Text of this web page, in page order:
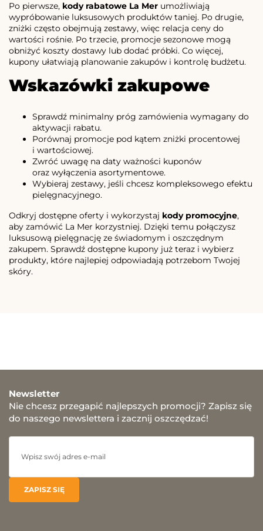
Po pierwsze, kody rabatowe La Mer umożliwiają
wypróbowanie luksusowych produktów taniej. Po drugie,
zniżki często obejmują zestawy, więc relacja ceny do
wartości rośnie. Po trzecie, promocje sezonowe mogą
obniżyć koszty dostawy lub dodać próbki. Co więcej,
kupony ułatwiają planowanie zakupów i kontrolę budżetu.
Wskazówki zakupowe
Sprawdź minimalny próg zamówienia wymagany do
aktywacji rabatu.
Porównaj promocje pod kątem zniżki procentowej
i wartościowej.
Zwróć uwagę na daty ważności kuponów
oraz wyłączenia asortymentowe.
Wybieraj zestawy, jeśli chcesz kompleksowego efektu
pielęgnacyjnego.
Odkryj dostępne oferty i wykorzystaj kody promocyjne,
aby zamówić La Mer korzystniej. Dzięki temu połączysz
luksusową pielęgnację ze świadomym i oszczędnym
zakupem. Sprawdź dostępne kupony już teraz i wybierz
produkty, które najlepiej odpowiadają potrzebom Twojej
skóry.
Newsletter
Nie chcesz przegapić najlepszych promocji? Zapisz się
do naszego newslettera i zacznij oszczędzać!